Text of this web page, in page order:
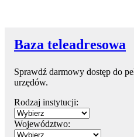
Baza teleadresowa
Sprawdź darmowy dostęp do
urzędów.
Rodzaj instytucji:
Województwo: